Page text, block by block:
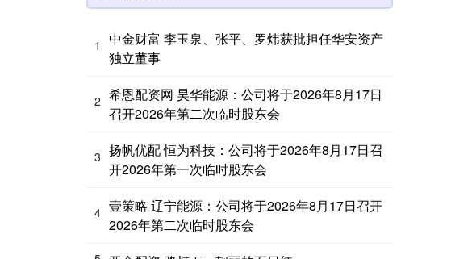
1
中金财富 李玉泉、张平、罗炜获批担任华安资产
独立董事
2 希恩配资网 昊华能源：公司将于2026年8月17日
召开2026年第二次临时股东会
3 扬帆优配 恒为科技：公司将于2026年8月17日召
开2026年第一次临时股东会
4 壹策略 辽宁能源：公司将于2026年8月17日召开
2026年第二次临时股东会